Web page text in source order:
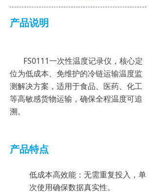
产品说明
FS0111一次性温度记录仪，核心定
位为低成本、免维护的冷链运输温度监
测解决方案，适用于食品、医药、化工
等高敏感货物运输，确保全程温度可追
溯。
产品特点
低成本高效能：无需重复投入，单
次使用确保数据真实性。